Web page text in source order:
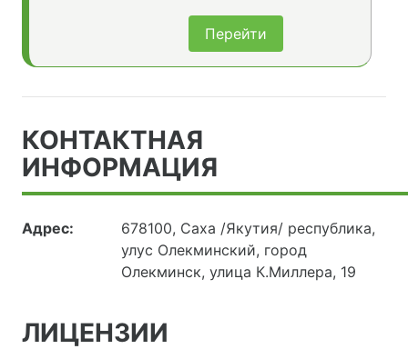
Перейти
КОНТАКТНАЯ
ИНФОРМАЦИЯ
Адрес:
678100, Саха /Якутия/ республика,
улус Олекминский, город
Олекминск, улица К.Миллера, 19
ЛИЦЕНЗИИ